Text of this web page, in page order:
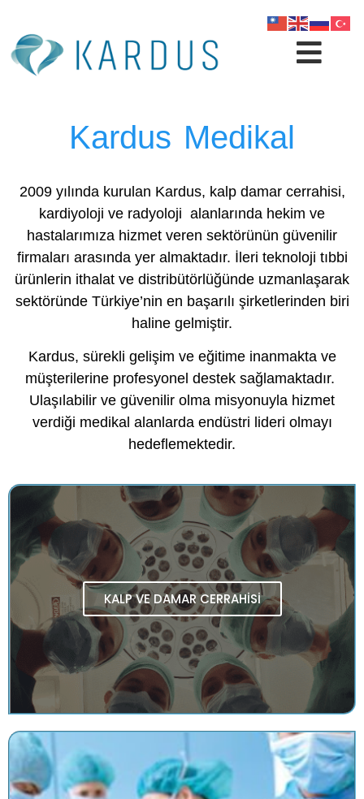
Kardus Medikal
2009 yılında kurulan Kardus, kalp damar cerrahisi,
kardiyoloji ve radyoloji alanlarında hekim ve
hastalarımıza hizmet veren sektörünün güvenilir
firmaları arasında yer almaktadır. İleri teknoloji tıbbi
ürünlerin ithalat ve distribütörlüğünde uzmanlaşarak
sektöründe Türkiye’nin en başarılı şirketlerinden biri
haline gelmiştir.
Kardus, sürekli gelişim ve eğitime inanmakta ve
müşterilerine profesyonel destek sağlamaktadır.
Ulaşılabilir ve güvenilir olma misyonuyla hizmet
verdiği medikal alanlarda endüstri lideri olmayı
hedeflemektedir.
KALP VE DAMAR CERRAHİSİ